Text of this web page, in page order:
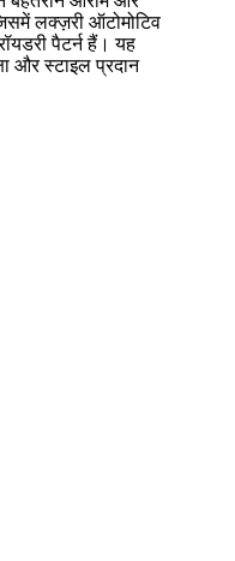
लक्ज़री ऑटोमोटिव
पैटर्न हैं। यह
और स्टाइल प्रदान